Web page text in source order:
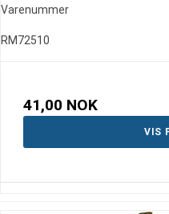
Varenummer
RM72510
41,00 NOK
VIS